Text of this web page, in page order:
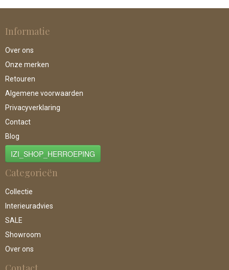
Informatie
Over ons
Onze merken
Retouren
Algemene voorwaarden
Privacyverklaring
Contact
Blog
IZI_SHOP_HERROEPING
Categorieën
Collectie
Interieuradvies
SALE
Showroom
Over ons